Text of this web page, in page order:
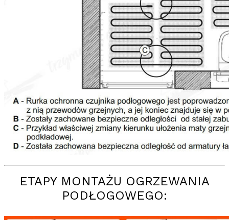
ETAPY MONTAŻU OGRZEWANIA
PODŁOGOWEGO: